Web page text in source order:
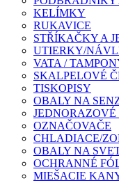
KELÍMKY
RUKAVICE
STŘÍKAČKY A
UTIERKY/
VATA /
SKALPELOVÉ
TISKOPISY
OBALY NA
OZNAČOVAČE
CHLADIACE/
OBALY NA
OCHRANNÉ
MIEŠACIE